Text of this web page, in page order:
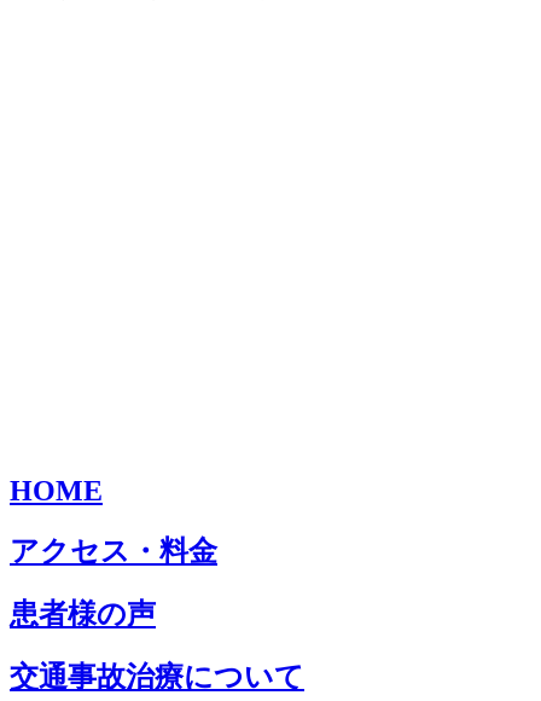
HOME
アクセス・料金
患者様の声
交通事故治療について